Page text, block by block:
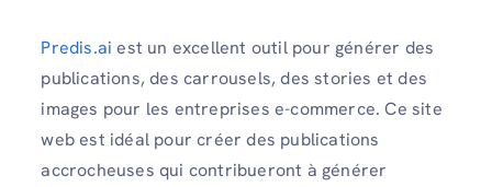
Predis.ai est un excellent outil pour générer des
publications, des carrousels, des stories et des
images pour les entreprises e-commerce. Ce site
web est idéal pour créer des publications
accrocheuses qui contribueront à générer